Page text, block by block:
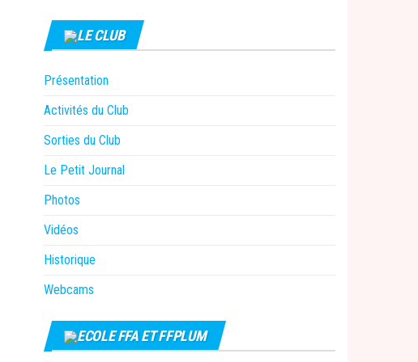
LE CLUB
Présentation
Activités du Club
Sorties du Club
Le Petit Journal
Photos
Vidéos
Historique
Webcams
ECOLE FFA ET FFPLUM